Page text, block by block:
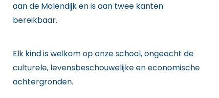
aan de Molendijk en is aan twee kanten
bereikbaar.
Elk kind is welkom op onze school, ongeacht de
culturele, levensbeschouwelijke en economische
achtergronden.